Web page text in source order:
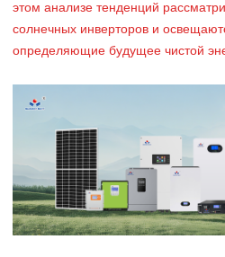
этом анализе тенденций
солнечных инверторов и
определяющие будущее чистой